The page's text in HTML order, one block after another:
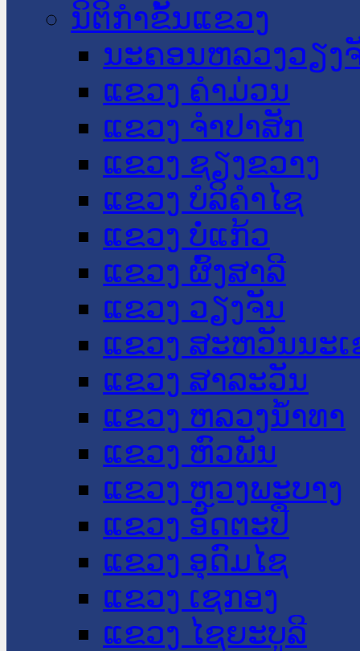
ນິຕິກໍາຂັ້ນແຂວງ
ນະ​ຄອນ​ຫລວງວຽງ
ແຂວງ ຄໍາມ່ວນ
ແຂວງ ຈໍາປາສັກ
ແຂວງ ຊຽງຂວາງ
ແຂວງ ບໍລິຄໍາໄຊ
ແຂວງ ບໍ່ແກ້ວ
ແຂວງ ຜົ້ງສາລີ
ແຂວງ ວຽງຈັນ
ແຂວງ ສະຫວັນນະ
ແຂວງ ສາລະວັນ
ແຂວງ ຫລວງນໍ້າທາ
ແຂວງ ຫົວພັນ
ແຂວງ ຫຼວງພະບາງ
ແຂວງ ອັດຕະປື
ແຂວງ ອຸດົມໄຊ
ແຂວງ ເຊກອງ
ແຂວງ ໄຊຍະບູລີ